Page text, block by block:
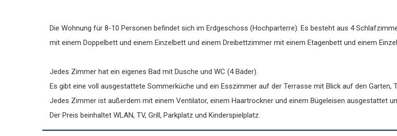
Die Wohnung für 8-10 Personen befindet sich im Erdgeschoss (Hochparterre). Es besteht aus 4
mit einem Doppelbett und einem Einzelbett und einem Dreibettzimmer mit einem Etagenbett und einem
Jedes Zimmer hat ein eigenes Bad mit Dusche und WC (4 Bäder).
Es gibt eine voll ausgestattete Sommerküche und ein Esszimmer auf der Terrasse mit Blick auf den Garten,
Jedes Zimmer ist außerdem mit einem Ventilator, einem Haartrockner und einem Bügeleisen ausgestattet
Der Preis beinhaltet WLAN, TV, Grill, Parkplatz und Kinderspielplatz.